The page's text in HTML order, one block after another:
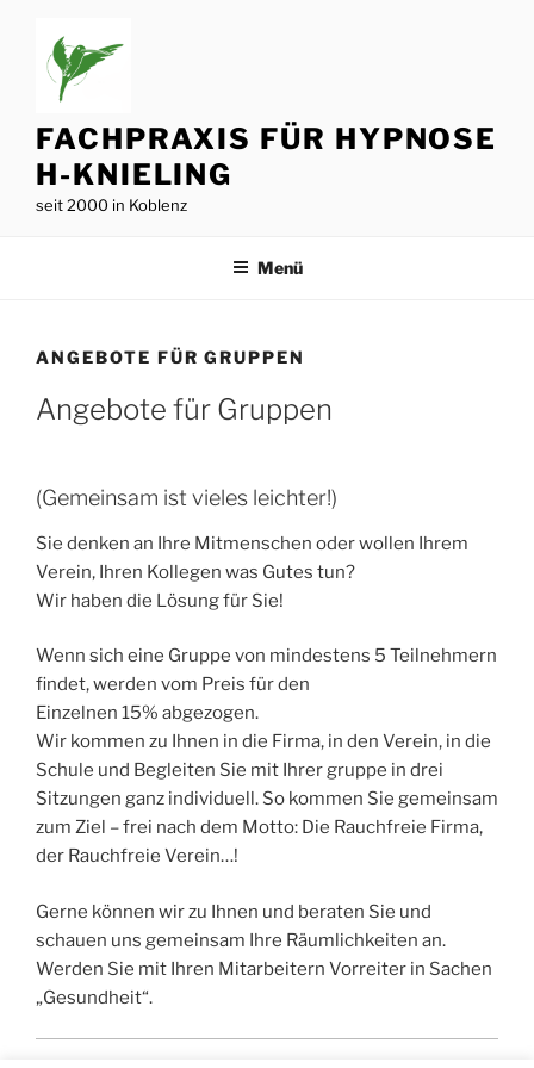
springen
FACHPRAXIS FÜR HYPNOSE
H-KNIELING
seit 2000 in Koblenz
Menü
ANGEBOTE FÜR GRUPPEN
Angebote für Gruppen
(Gemeinsam ist vieles leichter!)
Sie denken an Ihre Mitmenschen oder wollen Ihrem
Verein, Ihren Kollegen was Gutes tun?
Wir haben die Lösung für Sie!
Wenn sich eine Gruppe von mindestens 5 Teilnehmern
findet, werden vom Preis für den
Einzelnen 15% abgezogen.
Wir kommen zu Ihnen in die Firma, in den Verein, in die
Schule und Begleiten Sie mit Ihrer gruppe in drei
Sitzungen ganz individuell. So kommen Sie gemeinsam
zum Ziel – frei nach dem Motto: Die Rauchfreie Firma,
der Rauchfreie Verein…!
Gerne können wir zu Ihnen und beraten Sie und
schauen uns gemeinsam Ihre Räumlichkeiten an.
Werden Sie mit Ihren Mitarbeitern Vorreiter in Sachen
„Gesundheit“.